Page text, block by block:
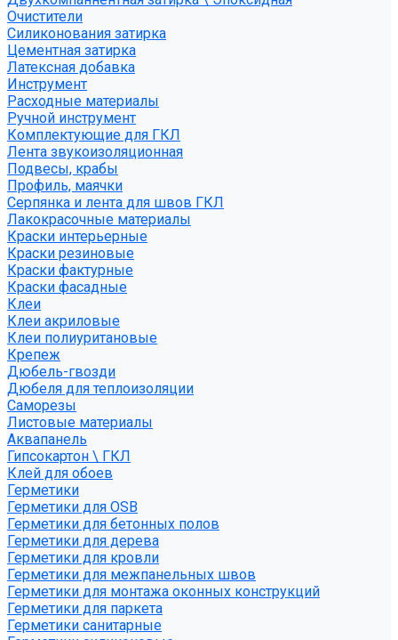
Очистители
Силиконования затирка
Цементная затирка
Латексная добавка
Инструмент
Расходные материалы
Ручной инструмент
Комплектующие для ГКЛ
Лента звукоизоляционная
Подвесы, крабы
Профиль, маячки
Серпянка и лента для швов ГКЛ
Лакокрасочные материалы
Краски интерьерные
Краски резиновые
Краски фактурные
Краски фасадные
Клеи
Клеи акриловые
Клеи полиуритановые
Крепеж
Дюбель-гвозди
Дюбеля для теплоизоляции
Саморезы
Листовые материалы
Аквапанель
Гипсокартон \ ГКЛ
Клей для обоев
Герметики
Герметики для OSB
Герметики для бетонных полов
Герметики для дерева
Герметики для кровли
Герметики для межпанельных швов
Герметики для монтажа оконных конструкций
Герметики для паркета
Герметики санитарные